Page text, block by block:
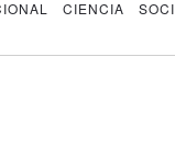
CIENCIA